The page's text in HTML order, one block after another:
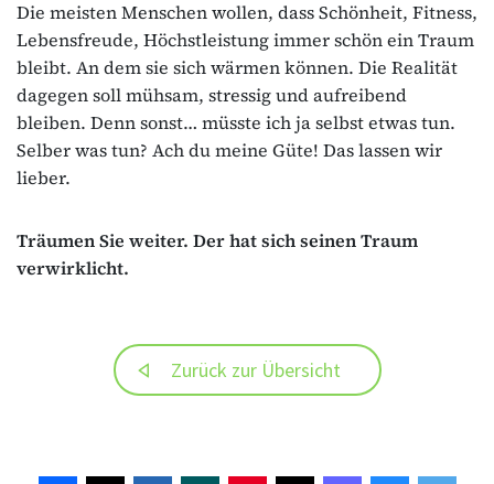
Die meisten Menschen wollen, dass Schönheit, Fitness,
Lebensfreude, Höchstleistung immer schön ein Traum
bleibt. An dem sie sich wärmen können. Die Realität
dagegen soll mühsam, stressig und aufreibend
bleiben. Denn sonst… müsste ich ja selbst etwas tun.
Selber was tun? Ach du meine Güte! Das lassen wir
lieber.
Träumen Sie weiter. Der hat sich seinen Traum
verwirklicht.
Zurück zur Übersicht